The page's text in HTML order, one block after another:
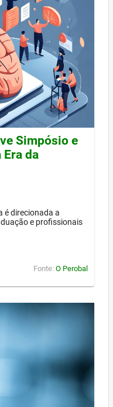
Simpósio e
da
é direcionada a
e profissionais
Fonte: O Perobal